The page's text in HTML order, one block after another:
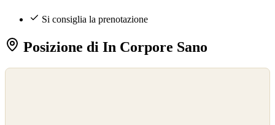
Si consiglia la prenotazione
Posizione di In Corpore Sano